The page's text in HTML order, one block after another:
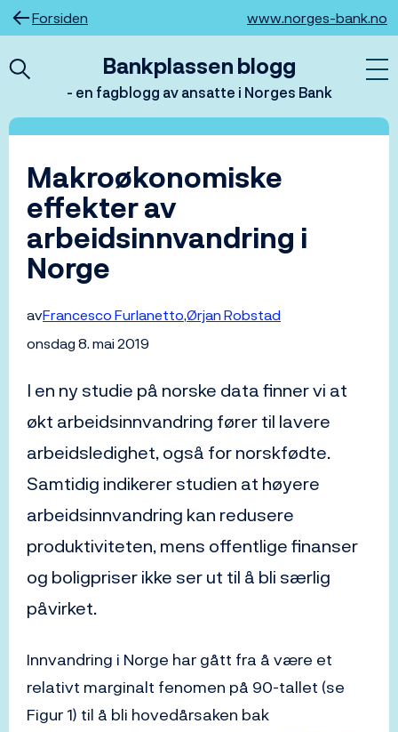
Hopp
til
Forsiden www.norges-bank.no
Bankplassen blogg
- en fagblogg av ansatte i Norges Bank
Makroøkonomiske
effekter av
arbeidsinnvandring i
Norge
avFrancesco FurlanettoØrjan Robstad
onsdag 8. mai 2019
I en ny studie på norske data finner vi at
økt arbeidsinnvandring fører til lavere
arbeidsledighet, også for norskfødte.
Samtidig indikerer studien at høyere
arbeidsinnvandring kan redusere
produktiviteten, mens offentlige finanser
og boligpriser ikke ser ut til å bli særlig
påvirket.
Innvandring i Norge har gått fra å være et
relativt marginalt fenomen på 90-tallet (se
Figur 1) til å bli hovedårsaken bak